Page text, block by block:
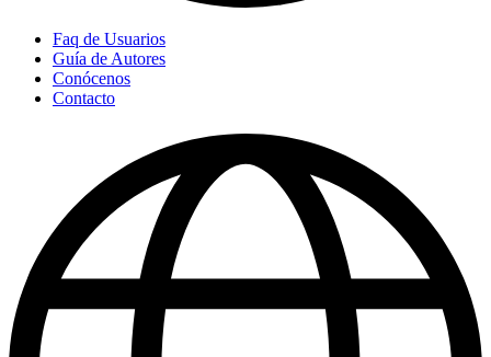
Faq de Usuarios
Guía de Autores
Conócenos
Contacto